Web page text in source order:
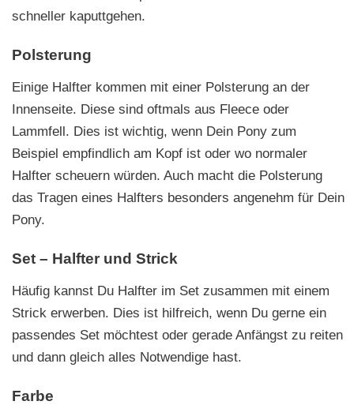
schneller kaputtgehen.
Polsterung
Einige Halfter kommen mit einer Polsterung an der
Innenseite. Diese sind oftmals aus Fleece oder
Lammfell. Dies ist wichtig, wenn Dein Pony zum
Beispiel empfindlich am Kopf ist oder wo normaler
Halfter scheuern würden. Auch macht die Polsterung
das Tragen eines Halfters besonders angenehm für Dein
Pony.
Set – Halfter und Strick
Häufig kannst Du Halfter im Set zusammen mit einem
Strick erwerben. Dies ist hilfreich, wenn Du gerne ein
passendes Set möchtest oder gerade Anfängst zu reiten
und dann gleich alles Notwendige hast.
Farbe